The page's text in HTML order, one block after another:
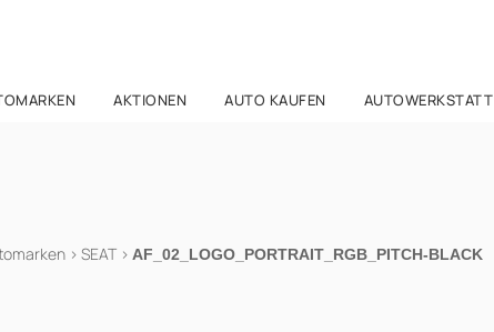
AKTIONEN AUTO KAUFEN AUTOWERKSTATT
> SEAT > AF_02_LOGO_PORTRAIT_RGB_PITCH-BLACK